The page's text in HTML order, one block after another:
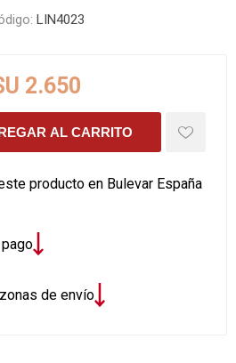
LIN4023
2.650
AL CARRITO
producto en Bulevar España
de envío